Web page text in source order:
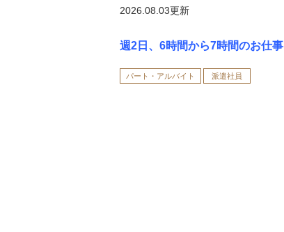
2026.08.03更新
週2日、6時間から7時間のお仕事
パート・アルバイト 派遣社員